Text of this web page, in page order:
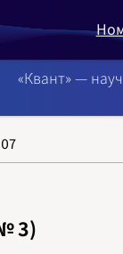
NB:
«Квант» —
3)